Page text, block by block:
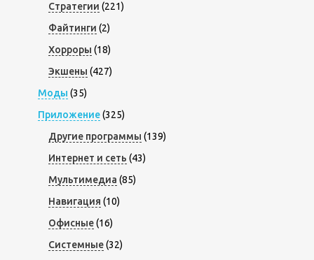
Стратегии (221)
Файтинги (2)
Хорроры (18)
Экшены (427)
Моды (35)
Приложение(325)
Другие программы (139)
Интернет и сеть (43)
Мультимедиа (85)
Навигация (10)
Офисные(16)
Системные(32)